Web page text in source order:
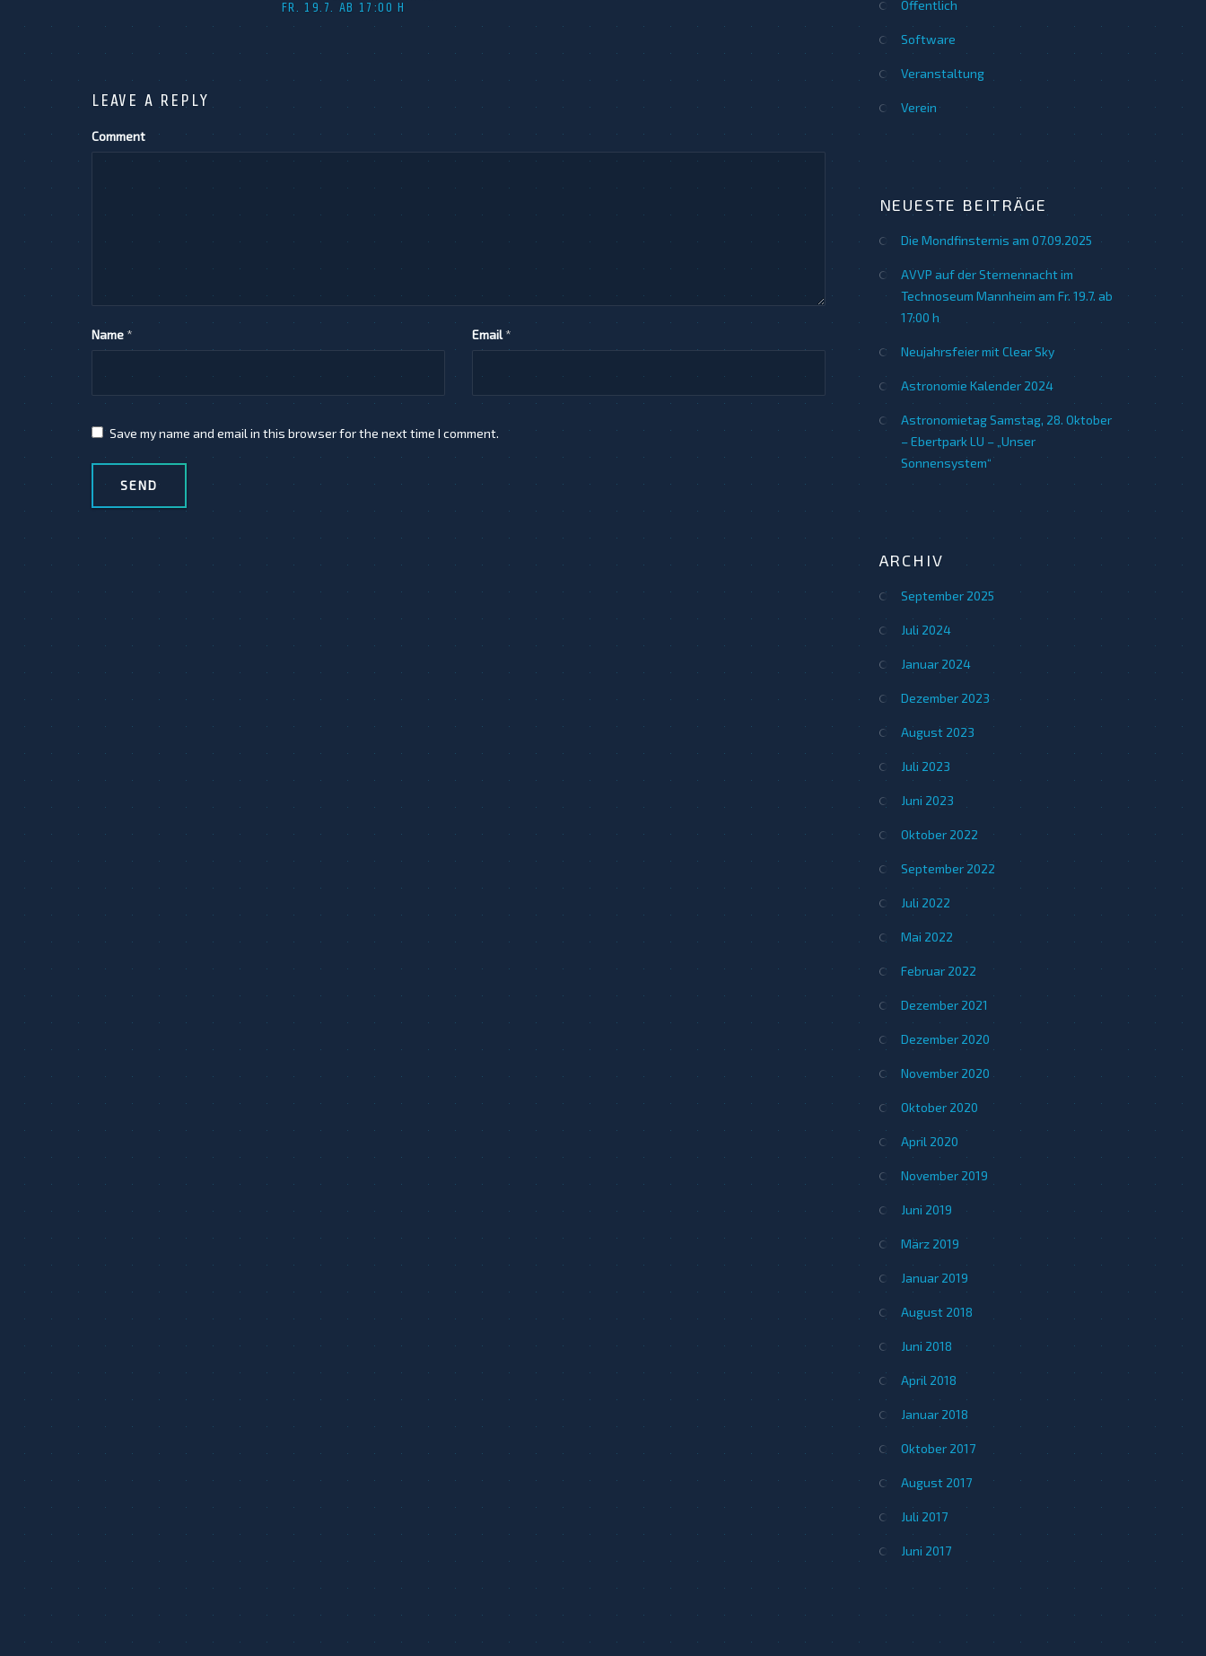
FR. 19.7. AB 17:00 H
LEAVE A REPLY
Comment
Name * Email *
Save my name and email in this browser for the next time I comment.
Öffentlich
Software
Veranstaltung
Verein
NEUESTE BEITRÄGE
Die Mondfinsternis am 07.09.2025
AVVP auf der Sternennacht im
Technoseum Mannheim am Fr. 19.7. ab
17:00 h
Neujahrsfeier mit Clear Sky
Astronomie Kalender 2024
Astronomietag Samstag, 28. Oktober
– Ebertpark LU – „Unser
Sonnensystem“
ARCHIV
September 2025
Juli 2024
Januar 2024
Dezember 2023
August 2023
Juli 2023
Juni 2023
Oktober 2022
September 2022
Juli 2022
Mai 2022
Februar 2022
Dezember 2021
Dezember 2020
November 2020
Oktober 2020
April 2020
November 2019
Juni 2019
März 2019
Januar 2019
August 2018
Juni 2018
April 2018
Januar 2018
Oktober 2017
August 2017
Juli 2017
Juni 2017